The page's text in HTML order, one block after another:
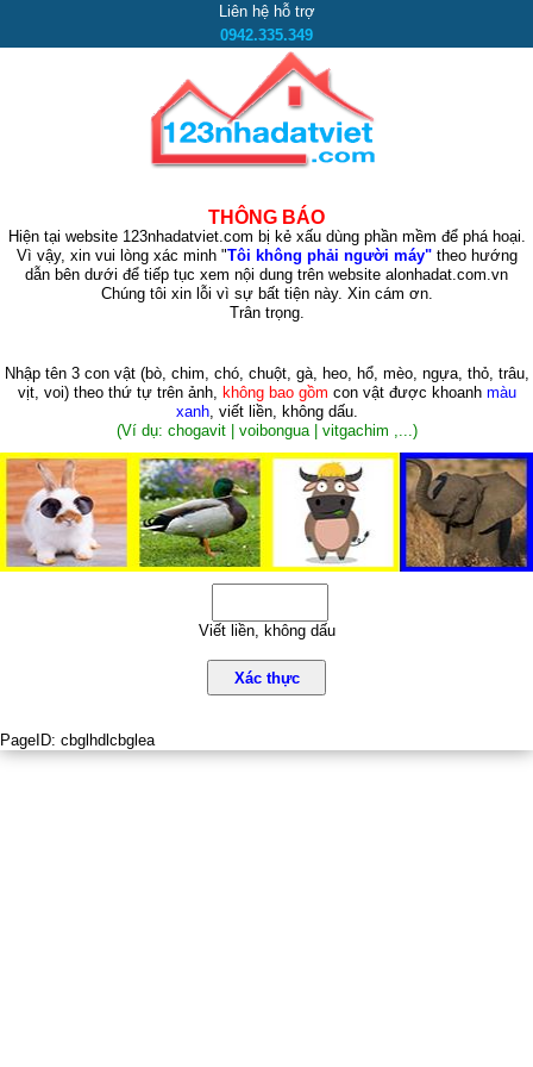
Liên hệ hỗ trợ
0942.335.349
THÔNG BÁO
Hiện tại website 123nhadatviet.com bị kẻ xấu dùng phần mềm để phá hoại.
Vì vậy, xin vui lòng xác minh "Tôi không phải người máy"theo hướng
dẫn bên dưới để tiếp tục xem nội dung trên website alonhadat.com.vn
Chúng tôi xin lỗi vì sự bất tiện này. Xin cám ơn.
Trân trọng.
Nhập tên 3 con vật (bò, chim, chó, chuột, gà, heo, hổ, mèo, ngựa, thỏ, trâu,
vịt, voi)theo thứ tự trên ảnh, không bao gồm con vật được khoanh màu
xanh, viết liền, không dấu.
(Ví dụ: chogavit | voibongua | vitgachim ,...)
Viết liền, không dấu
Xác thực
PageID: cbglhdlcbglea